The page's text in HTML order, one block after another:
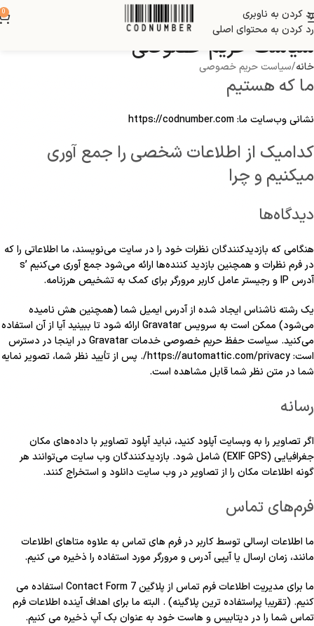
رد کردن به ناوبری
رد کردن به محتوای اصلی
0
سیاست حریم خصوصی
خانه سیاست حریم خصوصی
ما که هستیم
نشانی وب‌سایت ما: https://codnumber.com
کدامیک از اطلاعات شخصی را جمع آوری
میکنیم و چرا
دیدگاه‌ها
هنگامی که بازدیدکنندگان نظرات خود را در سایت می‌نویسند، ما اطلاعاتی را که
در فرم نظرات و همچنین بازدید کننده‌ها ارائه می‌شود جمع آوری می‌کنیم ’s
آدرس IP و رجیستر عامل کاربر مرورگر برای کمک به تشخیص هرزنامه.
یک رشته ناشناس ایجاد شده از آدرس ایمیل شما (همچنین هش نامیده
می‌شود) ممکن است به سرویس Gravatar ارائه شود تا ببینید آیا از آن استفاده
می‌کنید. سیاست حفظ حریم خصوصی خدمات Gravatar در اینجا در دسترس
است: https://automattic.com/privacy/. پس از تأیید نظر شما، تصویر نمایه
شما در متن نظر شما قابل مشاهده است.
رسانه
اگر تصاویر را به وبسایت آپلود کنید، نباید آپلود تصاویر با داده‌های مکان
جغرافیایی (EXIF GPS) شامل شود. بازدیدکنندگان وب سایت می‌توانند هر
گونه اطلاعات مکان را از تصاویر در وب سایت دانلود و استخراج کنند.
فرم‌های تماس
ما اطلاعات ارسالی توسط کاربر در فرم های تماس به علاوه متاهای اطلاعات
مانند، زمان ارسال یا آیپی آدرس و مرورگر مورد استفاده را ذخیره می کنیم.
ما برای مدیریت اطلاعات فرم تماس از پلاگین Contact Form 7 استفاده می
کنیم. (تقریبا پراستفاده ترین پلاگینه) . البته ما برای اهداف آینده اطلاعات فرم
تماس شما را در دیتابیس و هاست خود به عنوان بک آپ ذخیره می کنیم.